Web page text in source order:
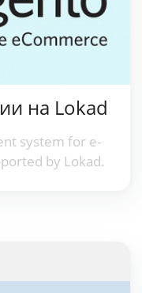
на Lokad
system for e-
by Lokad.